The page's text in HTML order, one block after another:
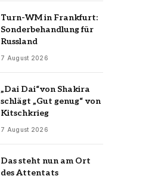
Turn-WM in Frankfurt:
Sonderbehandlung für
Russland
7 August 2026
„Dai Dai“von Shakira
schlägt „Gut genug“ von
Kitschkrieg
7 August 2026
Das steht nun am Ort
des Attentats